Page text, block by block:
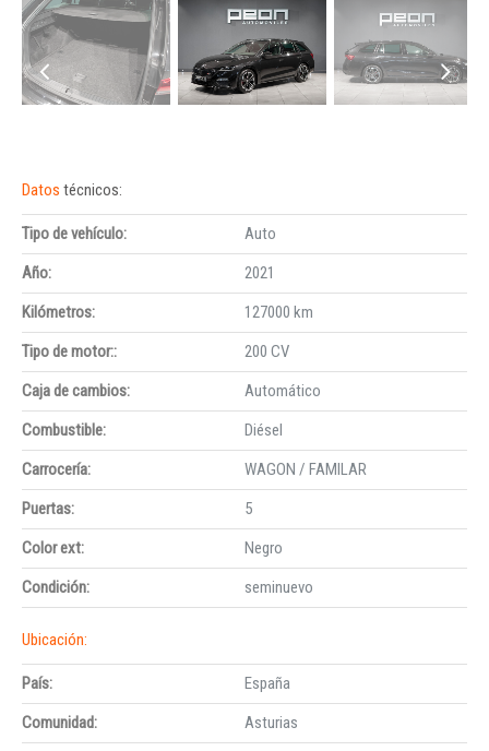
Datos técnicos:
Tipo de vehículo:
Auto
Año:
2021
Kilómetros:
127000 km
Tipo de motor::
200 CV
Caja de cambios:
Automático
Combustible:
Diésel
Carrocería:
WAGON / FAMILAR
Puertas:
5
Color ext:
Negro
Condición:
seminuevo
Ubicación:
País:
España
Comunidad:
Asturias